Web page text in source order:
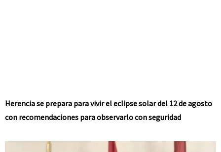
Herencia se prepara para vivir el eclipse solar del 12 de agosto
con recomendaciones para observarlo con seguridad